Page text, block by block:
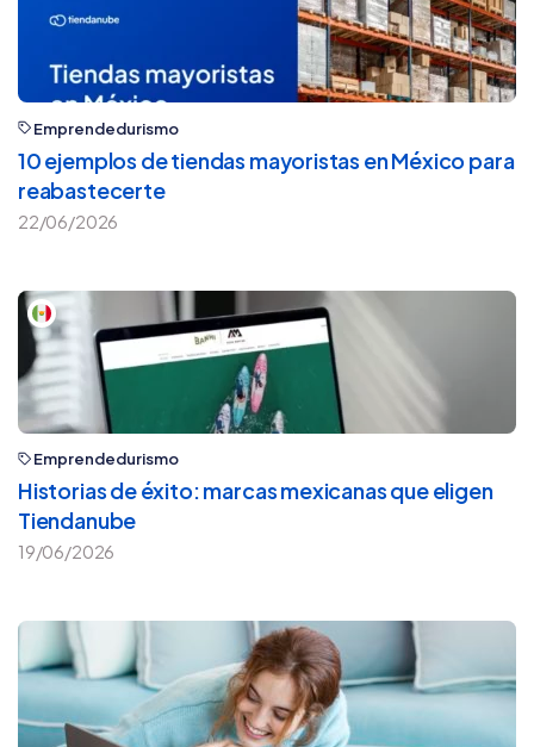
Emprendedurismo
10 ejemplos de tiendas mayoristas en México para
reabastecerte
22/06/2026
Emprendedurismo
Historias de éxito: marcas mexicanas que eligen
Tiendanube
19/06/2026